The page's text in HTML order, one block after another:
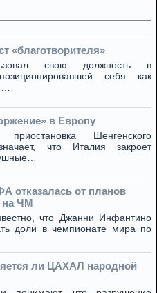
«благотворителя»
свою должность в
себя как
в Европу
Шенгенского
что Италия закроет
отказалась от планов
на ЧМ
что Джанни Инфантино
доли в чемпионате мира по
ли ЦАХАЛ народной